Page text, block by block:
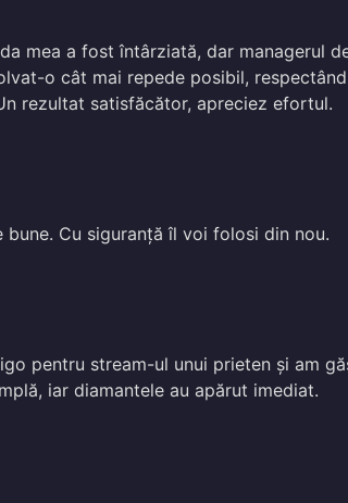
mea a fost întârziată, dar managerul
o cât mai repede posibil,
rezultat satisfăcător, apreciez efortul.
Cu siguranță îl voi folosi din nou.
pentru stream-ul unui prieten și am
iar diamantele au apărut imediat.